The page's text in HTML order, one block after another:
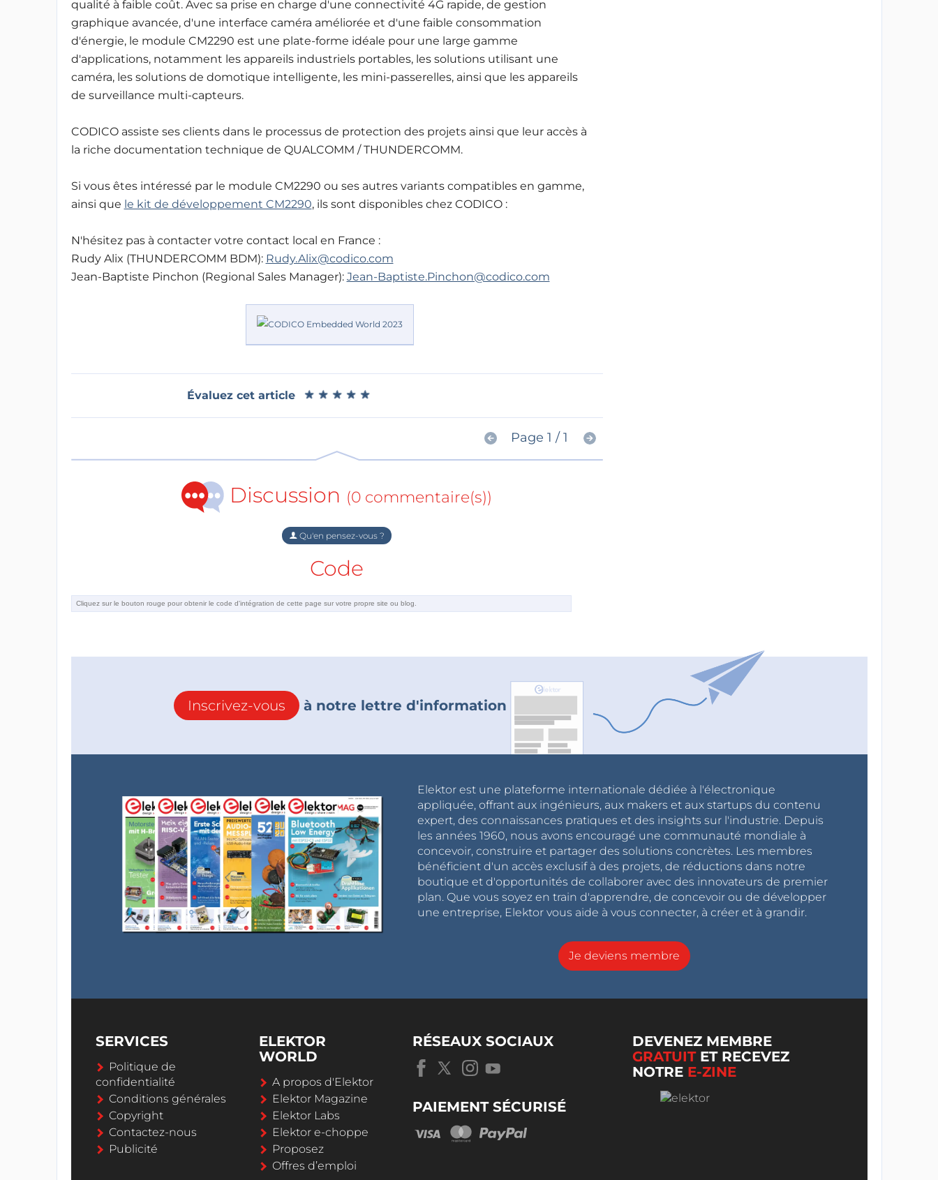
qualité à faible coût. Avec sa prise en charge d'une connectivité 4G rapide, de gestion
graphique avancée, d'une interface caméra améliorée et d'une faible consommation
d'énergie, le module CM2290 est une plate-forme idéale pour une large gamme
d'applications, notamment les appareils industriels portables, les solutions utilisant une
caméra, les solutions de domotique intelligente, les mini-passerelles, ainsi que les appareils
de surveillance multi-capteurs.
CODICO assiste ses clients dans le processus de protection des projets ainsi que leur accès à
la riche documentation technique de QUALCOMM / THUNDERCOMM.
Si vous êtes intéressé par le module CM2290 ou ses autres variants compatibles en gamme,
ainsi que le kit de développement CM2290, ils sont disponibles chez CODICO :
N'hésitez pas à contacter votre contact local en France :
Rudy Alix (THUNDERCOMM BDM): Rudy.Alix@codico.com
Jean-Baptiste Pinchon (Regional Sales Manager): Jean-Baptiste.Pinchon@codico.com
Évaluez cet article ★ ★ ★ ★ ★
★ ★ ★ ★ ★
Page 1 / 1
Discussion (0 commentaire(s))
Qu'en pensez-vous ?
Code
Inscrivez-vous à notre lettre d'information
Elektor est une plateforme internationale dédiée à l'électronique
appliquée, offrant aux ingénieurs, aux makers et aux startups du contenu
expert, des connaissances pratiques et des insights sur l'industrie. Depuis
les années 1960, nous avons encouragé une communauté mondiale à
concevoir, construire et partager des solutions concrètes. Les membres
bénéficient d'un accès exclusif à des projets, de réductions dans notre
boutique et d'opportunités de collaborer avec des innovateurs de premier
plan. Que vous soyez en train d'apprendre, de concevoir ou de développer
une entreprise, Elektor vous aide à vous connecter, à créer et à grandir.
Je deviens membre
SERVICES
Politique de
confidentialité
Conditions générales
Copyright
Contactez-nous
Publicité
ELEKTOR
WORLD
A propos d'Elektor
Elektor Magazine
Elektor Labs
Elektor e-choppe
Proposez
Offres d’emploi
RÉSEAUX SOCIAUX
PAIEMENT SÉCURISÉ
DEVENEZ MEMBRE
GRATUITET RECEVEZ
NOTRE E-ZINE